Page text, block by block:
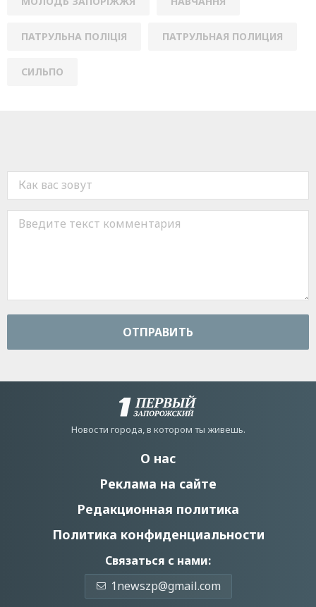
ПАТРУЛЬНА ПОЛІЦІЯ ПАТРУЛЬНАЯ ПОЛИЦИЯ
СИЛЬПО
ОТПРАВИТЬ
Новости города, в котором ты живешь.
О нас
Реклама на сайте
Редакционная политика
Политика конфиденциальности
Связаться с нами:
1newszp@gmail.com